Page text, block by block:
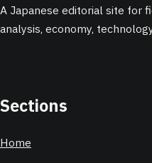
A Japanese editorial site for
analysis, economy,
Sections
Home